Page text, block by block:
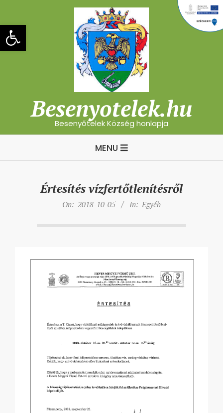
Eszköztár megnyitása
content
Besenyotelek.hu
Besenyőtelek Község honlapja
MENU
Értesítés vízfertőtlenítésről
On: 2018-10-05 In: Egyéb